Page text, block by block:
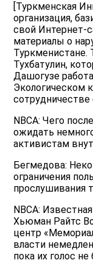
[Туркменская
oрганизация,
свой Интернет-
материалы о
Тухбатулин,
Дашогузе
Экологическом
NBCA: Чего
ожидать
активистам
Бегмедова:
ограничения
прослушивания
NBCA:
Хьюман Райтс
центр
власти
пока их голос